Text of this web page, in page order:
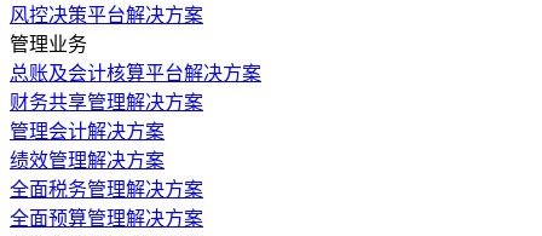
风控决策平台解决方案
管理业务
总账及会计核算平台解决方案
财务共享管理解决方案
管理会计解决方案
绩效管理解决方案
全面税务管理解决方案
全面预算管理解决方案